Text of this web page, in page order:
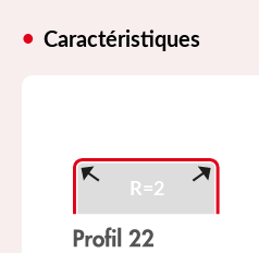
Caractéristiques